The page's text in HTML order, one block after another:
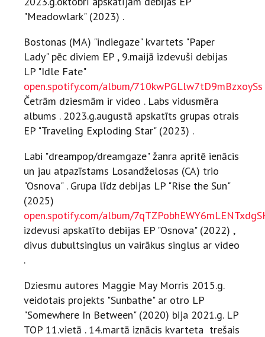
"Meadowlark" (2023) .
Bostonas (MA) "indiegaze" kvartets "Paper
Lady" pēc diviem EP , 9.maijā izdevuši debijas
LP "Idle Fate"
open.spotify.com/album/710kwPGLlw7tD9mBzxoySs
Četrām dziesmām ir video . Labs vidusmēra
albums . 2023.g.augustā apskatīts grupas otrais
EP "Traveling Exploding Star" (2023) .
Labi "dreampop/dreamgaze" žanra apritē ienācis
un jau atpazīstams Losandželosas (CA) trio
"Osnova" . Grupa līdz debijas LP "Rise the Sun"
(2025)
open.spotify.com/album/
izdevusi apskatīto debijas EP "Osnova" (2022) ,
divus dubultsinglus un vairākus singlus ar video
.
Dziesmu autores Maggie May Morris 2015.g.
veidotais projekts "Sunbathe" ar otro LP
"Somewhere In Between" (2020) bija 2021.g. LP
TOP 11.vietā . 14.martā iznācis kvarteta trešais